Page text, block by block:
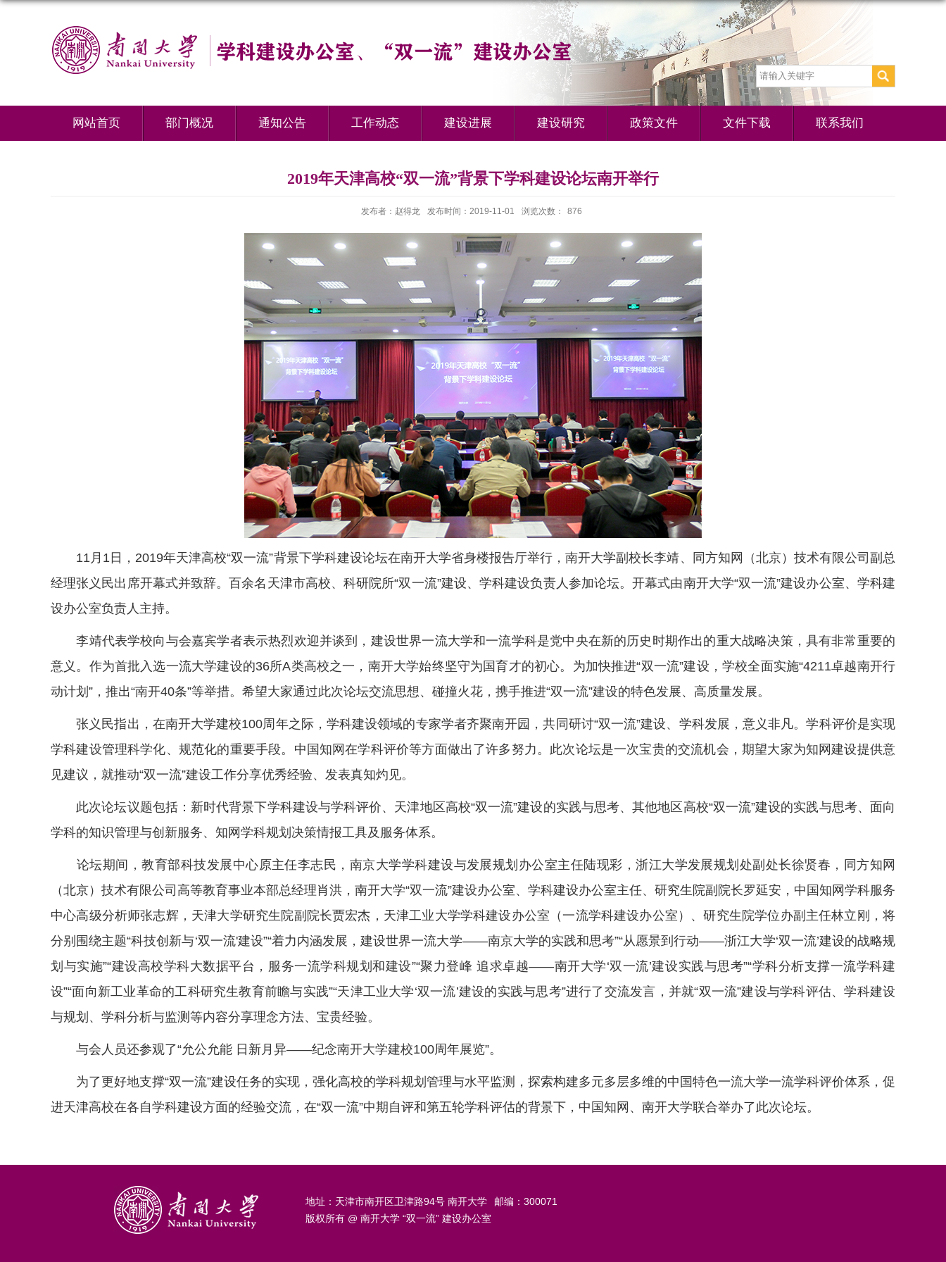
网站首页 部门概况 通知公告 工作动态 建设进展 建设研究 政策文件 文件下载 联系我们
2019年天津高校“双一流”背景下学科建设论坛南开举行
发布者：赵得龙 发布时间：2019-11-01 浏览次数： 876
11月1日，2019年天津高校“双一流”背景下学科建设论坛在南开大学省身楼报告厅举行，南开大学副校长李靖、同方知网（北京）技术有限公司副总
经理张义民出席开幕式并致辞。百余名天津市高校、科研院所“双一流”建设、学科建设负责人参加论坛。开幕式由南开大学“双一流”建设办公室、学科建
设办公室负责人主持。
李靖代表学校向与会嘉宾学者表示热烈欢迎并谈到，建设世界一流大学和一流学科是党中央在新的历史时期作出的重大战略决策，具有非常重要的
意义。作为首批入选一流大学建设的36所A类高校之一，南开大学始终坚守为国育才的初心。为加快推进“双一流”建设，学校全面实施“4211卓越南开行
动计划”，推出“南开40条”等举措。希望大家通过此次论坛交流思想、碰撞火花，携手推进“双一流”建设的特色发展、高质量发展。
张义民指出，在南开大学建校100周年之际，学科建设领域的专家学者齐聚南开园，共同研讨“双一流”建设、学科发展，意义非凡。学科评价是实现
学科建设管理科学化、规范化的重要手段。中国知网在学科评价等方面做出了许多努力。此次论坛是一次宝贵的交流机会，期望大家为知网建设提供意
见建议，就推动“双一流”建设工作分享优秀经验、发表真知灼见。
此次论坛议题包括：新时代背景下学科建设与学科评价、天津地区高校“双一流”建设的实践与思考、其他地区高校“双一流”建设的实践与思考、面向
学科的知识管理与创新服务、知网学科规划决策情报工具及服务体系。
论坛期间，教育部科技发展中心原主任李志民，南京大学学科建设与发展规划办公室主任陆现彩，浙江大学发展规划处副处长徐贤春，同方知网
（北京）技术有限公司高等教育事业本部总经理肖洪，南开大学“双一流”建设办公室、学科建设办公室主任、研究生院副院长罗延安，中国知网学科服务
中心高级分析师张志辉，天津大学研究生院副院长贾宏杰，天津工业大学学科建设办公室（一流学科建设办公室）、研究生院学位办副主任林立刚，将
分别围绕主题“科技创新与‘双一流'建设”“着力内涵发展，建设世界一流大学——南京大学的实践和思考”“从愿景到行动——浙江大学‘双一流’建设的战略规
划与实施”“建设高校学科大数据平台，服务一流学科规划和建设”“聚力登峰 追求卓越——南开大学‘双一流’建设实践与思考”“学科分析支撑一流学科建
设”“面向新工业革命的工科研究生教育前瞻与实践”“天津工业大学‘双一流’建设的实践与思考”进行了交流发言，并就“双一流”建设与学科评估、学科建设
与规划、学科分析与监测等内容分享理念方法、宝贵经验。
与会人员还参观了“允公允能 日新月异——纪念南开大学建校100周年展览”。
为了更好地支撑“双一流”建设任务的实现，强化高校的学科规划管理与水平监测，探索构建多元多层多维的中国特色一流大学一流学科评价体系，促
进天津高校在各自学科建设方面的经验交流，在“双一流”中期自评和第五轮学科评估的背景下，中国知网、南开大学联合举办了此次论坛。
地址：天津市南开区卫津路94号 南开大学
邮编：300071
版权所有 @ 南开大学 “双一流” 建设办公室